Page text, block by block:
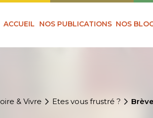
ACCUEIL NOS PUBLICATIONS NOS
& Vivre Etes vous frustré ?